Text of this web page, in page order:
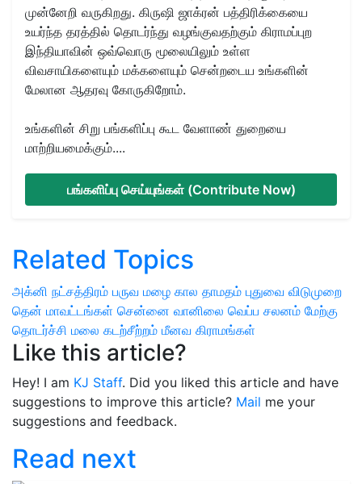
முன்னேறி வருகிறது. கிருஷி ஜாக்ரன் பத்திரிக்கையை
உயர்ந்த தரத்தில் தொடர்ந்து வழங்குவதற்கும் கிராமப்புற
இந்தியாவின் ஒவ்வொரு மூலையிலும் உள்ள
விவசாயிகளையும் மக்களையும் சென்றடைய உங்களின்
மேலான ஆதரவு கோருகிறோம்.
உங்களின் சிறு பங்களிப்பு கூட வேளாண் துறையை
மாற்றியமைக்கும்....
பங்களிப்பு செய்யுங்கள் (Contribute Now)
Related Topics
அக்னி நட்சத்திரம் பருவ மழை கால தாமதம் புதுவை விடுமுறை
தென் மாவட்டங்கள் சென்னை வானிலை வெப்ப சலனம் மேற்கு
தொடர்ச்சி மலை கடற்சீற்றம் மீனவ கிராமங்கள்
Like this article?
Hey! I am KJ Staff. Did you liked this article and have
suggestions to improve this article? Mail me your
suggestions and feedback.
Read next